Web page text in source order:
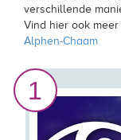
verschillende
Vind hier ook meer
Alphen-Chaam
1